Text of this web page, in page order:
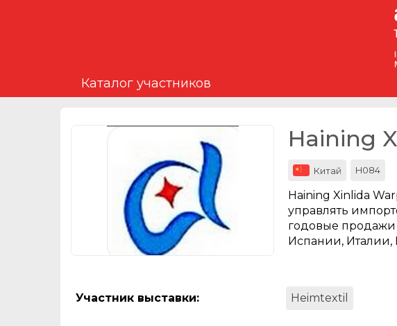
Каталог участников
Haining
Китай H084
Haining Xinlida
управлять
годовые продажи
Испании,
Участник выставки: Heimtextil